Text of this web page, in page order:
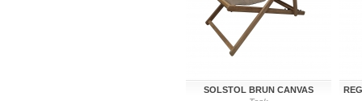
SOLSTOL BRUN CANVAS